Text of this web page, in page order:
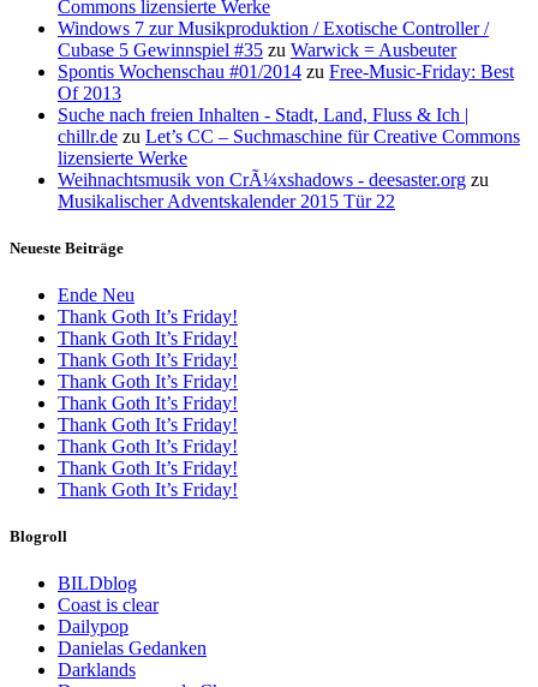
Commons lizensierte Werke
Windows 7 zur Musikproduktion / Exotische Controller /
Cubase 5 Gewinnspiel #35 zu Warwick = Ausbeuter
Spontis Wochenschau #01/2014 zu Free-Music-Friday: Best
Of 2013
Suche nach freien Inhalten - Stadt, Land, Fluss & Ich |
chillr.de zu Let’s CC – Suchmaschine für Creative Commons
lizensierte Werke
Weihnachtsmusik von CrÃ¼xshadows - deesaster.org zu
Musikalischer Adventskalender 2015 Tür 22
Neueste Beiträge
Ende Neu
Thank Goth It’s Friday!
Thank Goth It’s Friday!
Thank Goth It’s Friday!
Thank Goth It’s Friday!
Thank Goth It’s Friday!
Thank Goth It’s Friday!
Thank Goth It’s Friday!
Thank Goth It’s Friday!
Thank Goth It’s Friday!
Blogroll
BILDblog
Coast is clear
Dailypop
Danielas Gedanken
Darklands